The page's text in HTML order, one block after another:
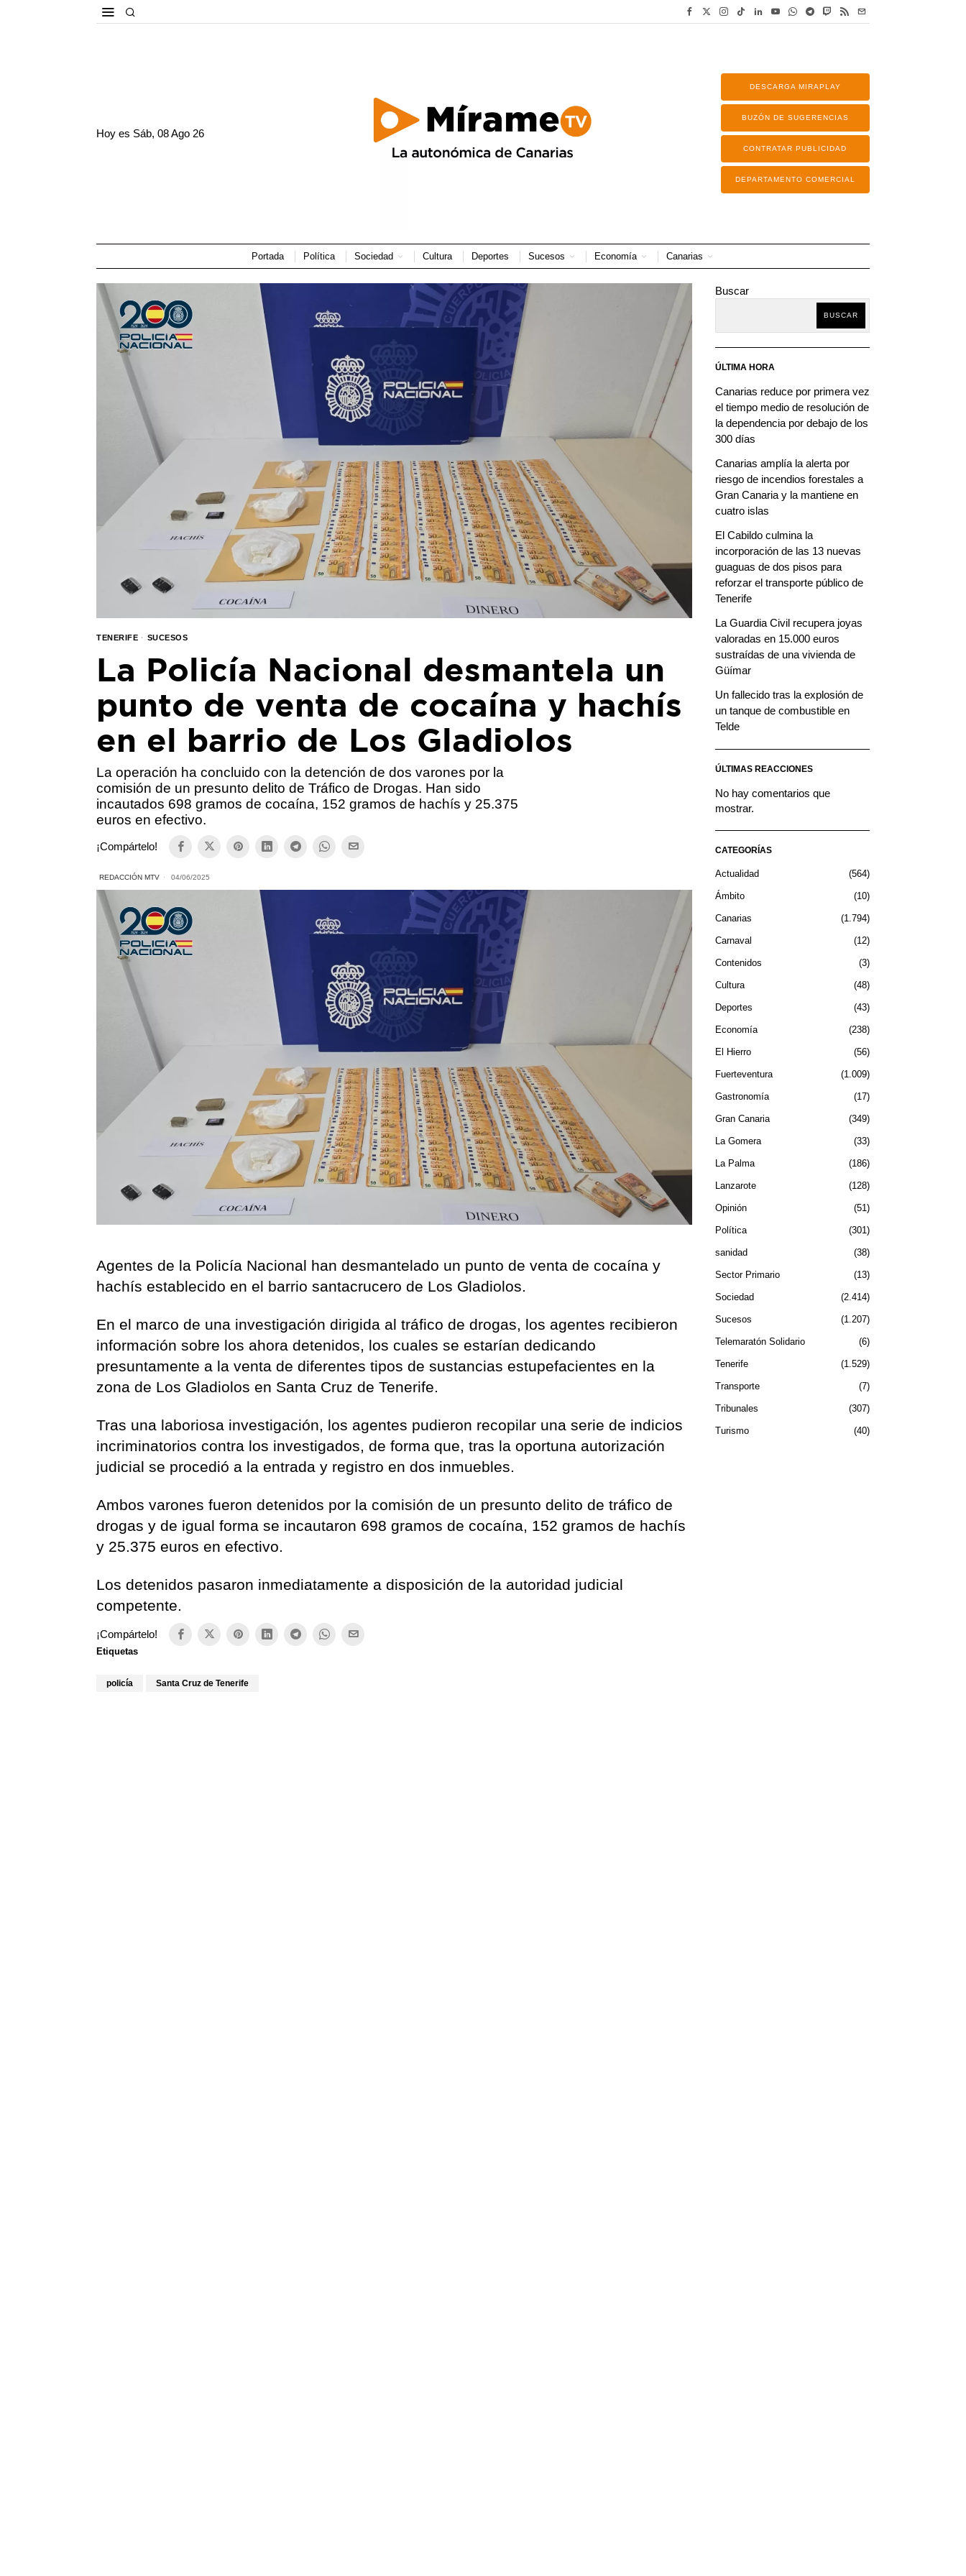
Hoy es Sáb, 08 Ago 26
DESCARGA MIRAPLAY
BUZÓN DE SUGERENCIAS
CONTRATAR PUBLICIDAD
DEPARTAMENTO COMERCIAL
Portada Política Sociedad Cultura Deportes Sucesos Economía Canarias
TENERIFE · SUCESOS
La Policía Nacional desmantela un
punto de venta de cocaína y hachís
en el barrio de Los Gladiolos
La operación ha concluido con la detención de dos varones por la
comisión de un presunto delito de Tráfico de Drogas. Han sido
incautados 698 gramos de cocaína, 152 gramos de hachís y 25.375
euros en efectivo.
¡Compártelo!
REDACCIÓN MTV 04/06/2025
Agentes de la Policía Nacional han desmantelado un punto de venta de cocaína y
hachís establecido en el barrio santacrucero de Los Gladiolos.
En el marco de una investigación dirigida al tráfico de drogas, los agentes recibieron
información sobre los ahora detenidos, los cuales se estarían dedicando
presuntamente a la venta de diferentes tipos de sustancias estupefacientes en la
zona de Los Gladiolos en Santa Cruz de Tenerife.
Tras una laboriosa investigación, los agentes pudieron recopilar una serie de indicios
incriminatorios contra los investigados, de forma que, tras la oportuna autorización
judicial se procedió a la entrada y registro en dos inmuebles.
Ambos varones fueron detenidos por la comisión de un presunto delito de tráfico de
drogas y de igual forma se incautaron 698 gramos de cocaína, 152 gramos de hachís
y 25.375 euros en efectivo.
Los detenidos pasaron inmediatamente a disposición de la autoridad judicial
competente.
¡Compártelo!
Etiquetas
policía Santa Cruz de Tenerife
Buscar
BUSCAR
ÚLTIMA HORA
Canarias reduce por primera vez
el tiempo medio de resolución de
la dependencia por debajo de los
300 días
Canarias amplía la alerta por
riesgo de incendios forestales a
Gran Canaria y la mantiene en
cuatro islas
El Cabildo culmina la
incorporación de las 13 nuevas
guaguas de dos pisos para
reforzar el transporte público de
Tenerife
La Guardia Civil recupera joyas
valoradas en 15.000 euros
sustraídas de una vivienda de
Güímar
Un fallecido tras la explosión de
un tanque de combustible en
Telde
ÚLTIMAS REACCIONES
No hay comentarios que
mostrar.
CATEGORÍAS
Actualidad 564
Ámbito 10
Canarias 1.794
Carnaval 12
Contenidos 3
Cultura 48
Deportes 43
Economía 238
El Hierro 56
Fuerteventura 1.009
Gastronomía 17
Gran Canaria 349
La Gomera 33
La Palma 186
Lanzarote 128
Opinión 51
Política 301
sanidad 38
Sector Primario 13
Sociedad 2.414
Sucesos 1.207
Telemaratón Solidario 6
Tenerife 1.529
Transporte 7
Tribunales 307
Turismo 40